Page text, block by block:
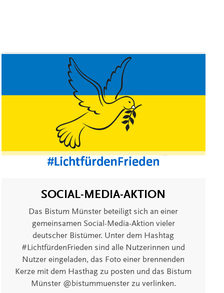
SOCIAL-MEDIA-AKTION
Das Bistum Münster beteiligt sich an einer
gemeinsamen Social-Media-Aktion vieler
deutscher Bistümer. Unter dem Hashtag
#LichtfürdenFrieden sind alle Nutzerinnen und
Nutzer eingeladen, das Foto einer brennenden
Kerze mit dem Hasthag zu posten und das Bistum
Münster @bistummuenster zu verlinken.​​​